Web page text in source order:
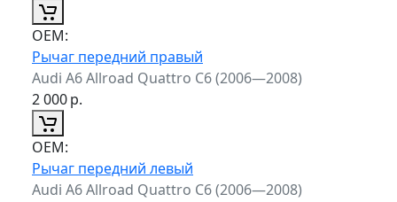
ОЕМ:
Рычаг передний правый
Audi A6 Allroad Quattro C6 (2006—2008)
2 000р.
ОЕМ:
Рычаг передний левый
Audi A6 Allroad Quattro C6 (2006—2008)